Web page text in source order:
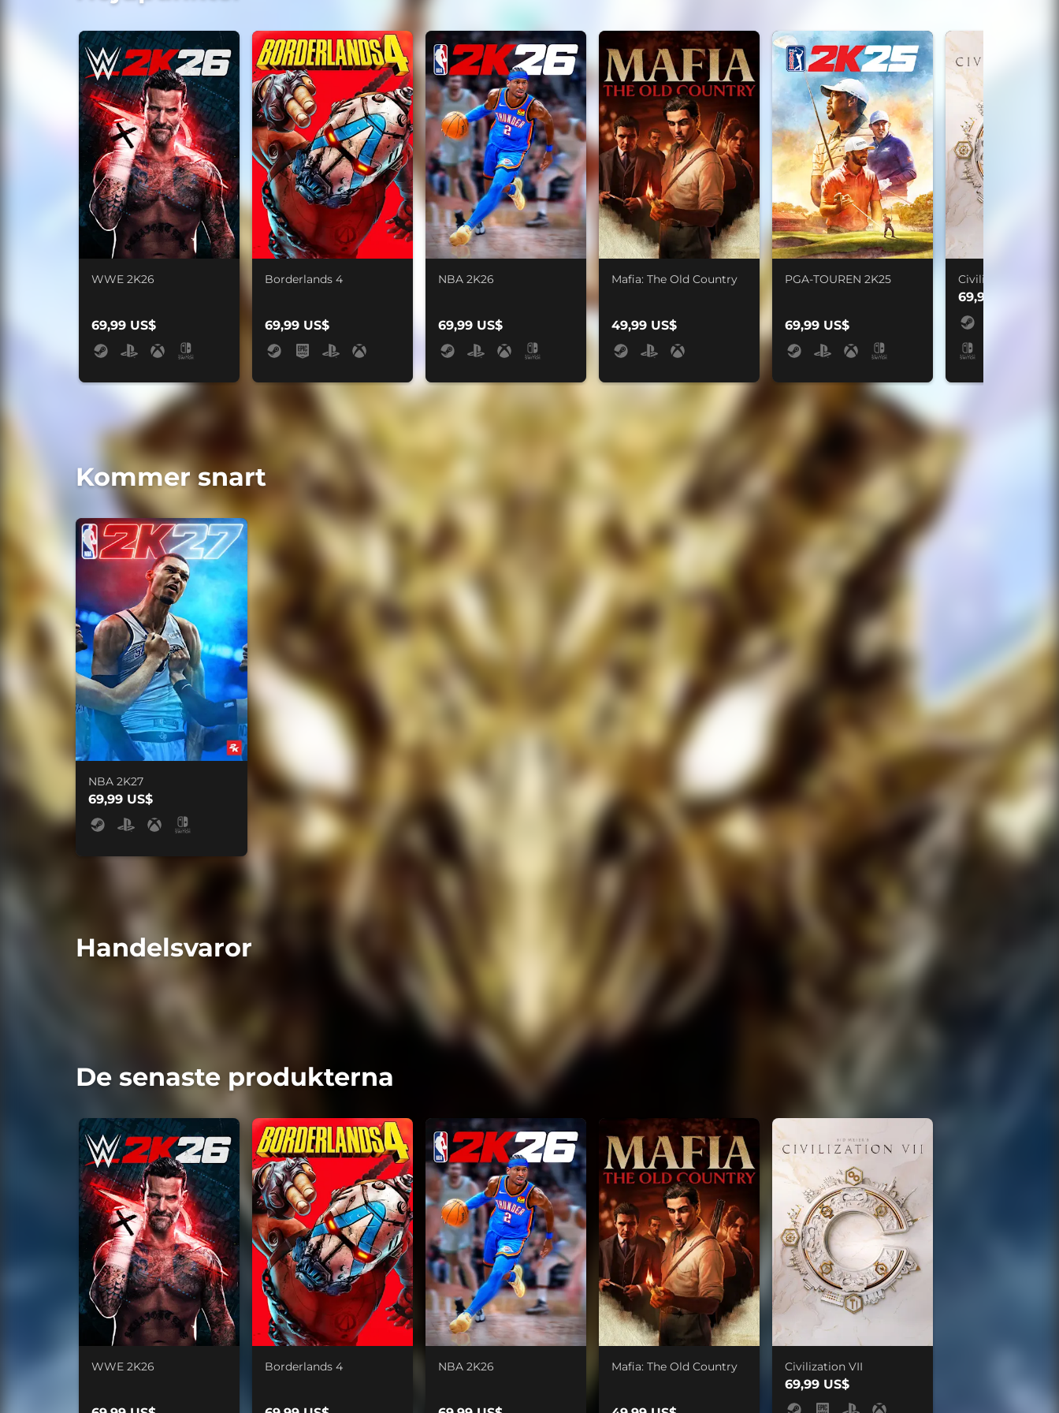
WWE 2K26
69,99 US$
Borderlands 4
69,99 US$
NBA 2K26
69,99 US$
Mafia: The Old Country
49,99 US$
PGA-TOUREN 2K25
69,99 US$
Civilization VII
69,99 US$
Kommer snart
NBA 2K27
69,99 US$
Handelsvaror
De senaste produkterna
WWE 2K26 Borderlands 4 NBA 2K26 Mafia: The Old Country Civilization VII
69,99 US$